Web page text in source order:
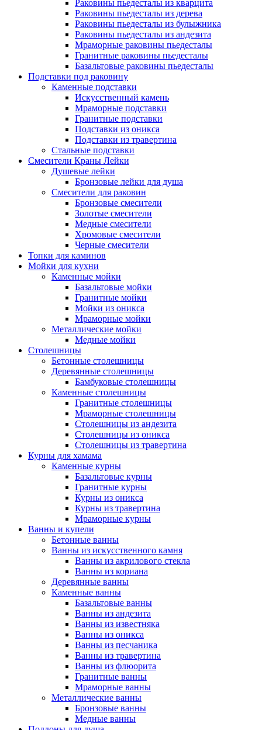
Раковины пьедесталы из кварцита
Раковины пьедесталы из дерева
Раковины пьедесталы из булыжника
Раковины пьедесталы из андезита
Мраморные раковины пьедесталы
Гранитные раковины пьедесталы
Базальтовые раковины пьедесталы
Подставки под раковину
Каменные подставки
Искусственный камень
Мраморные подставки
Гранитные подставки
Подставки из оникса
Подставки из травертина
Стальные подставки
Смесители Краны Лейки
Душевые лейки
Бронзовые лейки для душа
Смесители для раковин
Бронзовые смесители
Золотые смесители
Медные смесители
Хромовые смесители
Черные смесители
Топки для каминов
Мойки для кухни
Каменные мойки
Базальтовые мойки
Гранитные мойки
Мойки из оникса
Мраморные мойки
Металлические мойки
Медные мойки
Столешницы
Бетонные столешницы
Деревянные столешницы
Бамбуковые столешницы
Каменные столешницы
Гранитные столешницы
Мраморные столешницы
Столешницы из андезита
Столешницы из оникса
Столешницы из травертина
Курны для хамама
Каменные курны
Базальтовые курны
Гранитные курны
Курны из оникса
Курны из травертина
Мраморные курны
Ванны и купели
Бетонные ванны
Ванны из искусственного камня
Ванны из акрилового стекла
Ванны из кориана
Деревянные ванны
Каменные ванны
Базальтовые ванны
Ванны из андезита
Ванны из известняка
Ванны из оникса
Ванны из песчаника
Ванны из травертина
Ванны из флюорита
Гранитные ванны
Мраморные ванны
Металлические ванны
Бронзовые ванны
Медные ванны